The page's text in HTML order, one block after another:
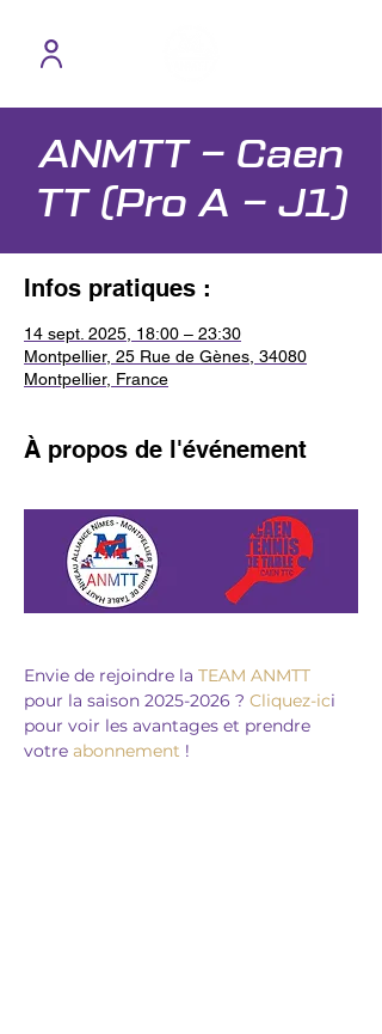
ANMTT – Caen
TT (Pro A – J1)
Infos pratiques :
14 sept. 2025, 18:00 – 23:30
Montpellier, 25 Rue de Gènes, 34080
Montpellier, France
À propos de l'événement
Envie de rejoindre la TEAM ANMTT
pour la saison 2025-2026 ? Cliquez-ici
pour voir les avantages et prendre
votre abonnement !